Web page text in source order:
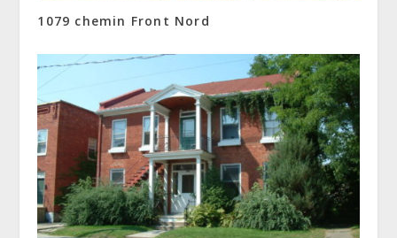
1079 chemin Front Nord